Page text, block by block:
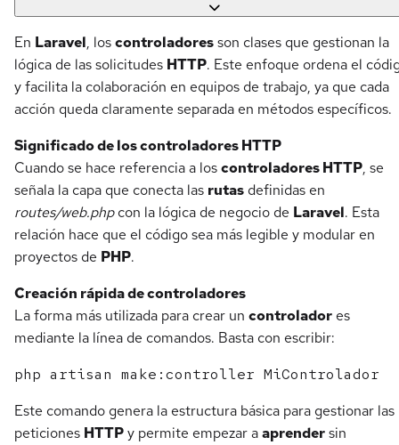
En Laravel, loscontroladoresson clases que gestionan la
lógica de las solicitudes HTTP. Este enfoque ordena el
y facilita la colaboración en equipos de trabajo, ya que cada
acción queda claramente separada en métodos específicos.
Significado de los controladores HTTP
Cuando se hace referencia a loscontroladores HTTP, se
señala la capa que conecta las rutas definidas en
routes/web.phpcon la lógica de negocio de Laravel. Esta
relación hace que el código sea más legible y modular en
proyectos de PHP.
Creación rápida de controladores
La forma más utilizada para crear un controlador es
mediante la línea de comandos. Basta con escribir:
Este comando genera la estructura básica para gestionar las
peticiones HTTPy permite empezar aaprendersin